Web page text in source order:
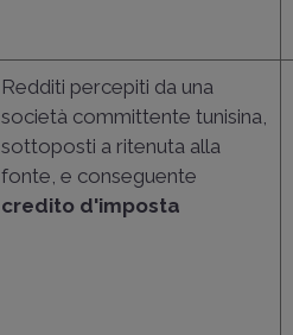
Redditi percepiti da una
società committente tunisina,
sottoposti a ritenuta alla
fonte, e conseguente
credito d'imposta